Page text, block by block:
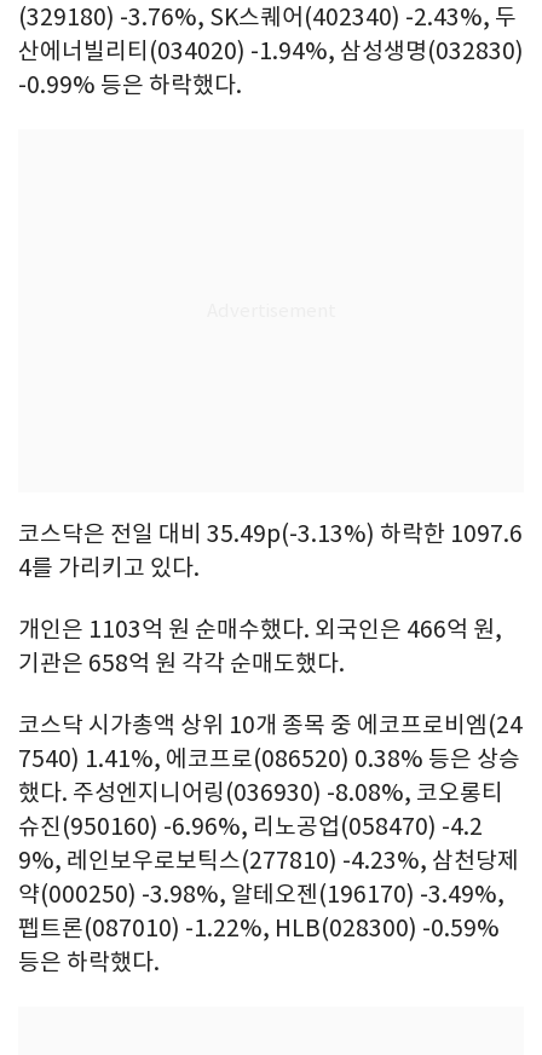
(329180) -3.76%, SK스퀘어(402340) -2.43%, 두
산에너빌리티(034020) -1.94%, 삼성생명(032830)
-0.99% 등은 하락했다.
코스닥은 전일 대비 35.49p(-3.13%) 하락한 1097.6
4를 가리키고 있다.
개인은 1103억 원 순매수했다. 외국인은 466억 원,
기관은 658억 원 각각 순매도했다.
코스닥 시가총액 상위 10개 종목 중 에코프로비엠(24
7540) 1.41%, 에코프로(086520) 0.38% 등은 상승
했다. 주성엔지니어링(036930) -8.08%, 코오롱티
슈진(950160) -6.96%, 리노공업(058470) -4.2
9%, 레인보우로보틱스(277810) -4.23%, 삼천당제
약(000250) -3.98%, 알테오젠(196170) -3.49%,
펩트론(087010) -1.22%, HLB(028300) -0.59%
등은 하락했다.